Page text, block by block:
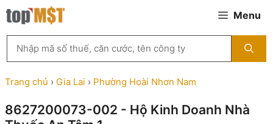
Chuyển
đến
Menu
kiếm
MST
theo
tên
ty,
Trang chủ › Gia Lai › Phường Hoài Nhơn Nam
8627200073-002 - Hộ Kinh Doanh Nhà